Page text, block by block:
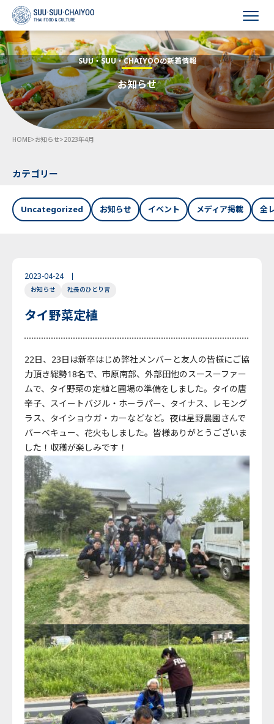
HOME
会社概要
事業内容
採用情報
お知らせ
お問い合わせ
English Japanese
SUU・SUU・CHAIYOOの新着情報
お知らせ
HOME>お知らせ>2023年4月
カテゴリー
Uncategorized お知らせ イベント メディア掲載 全
2023-04-24
お知らせ 社長のひとり言
タイ野菜定植
22日、23日は新卒はじめ弊社メンバーと友人の皆様にご協
力頂き総勢18名で、市原南部、外部田他のスースーファー
ムで、タイ野菜の定植と圃場の準備をしました。タイの唐
辛子、スイートバジル・ホーラパー、タイナス、レモング
ラス、タイショウガ・カーなどなど。夜は星野農園さんで
バーベキュー、花火もしました。皆様ありがとうございま
した！収穫が楽しみです！